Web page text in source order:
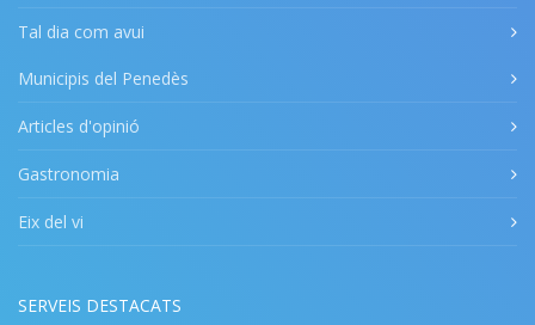
Tal dia com avui
Municipis del Penedès
Articles d'opinió
Gastronomia
Eix del vi
SERVEIS DESTACATS